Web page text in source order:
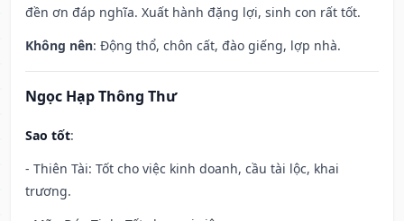
đền ơn đáp nghĩa. Xuất hành đặng lợi, sinh con rất tốt.
Không nên: Động thổ, chôn cất, đào giếng, lợp nhà.
Ngọc Hạp Thông Thư
Sao tốt:
- Thiên Tài: Tốt cho việc kinh doanh, cầu tài lộc, khai
trương.